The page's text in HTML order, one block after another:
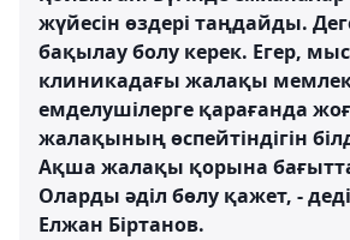
жүйесін өздері таңдайды.
бақылау болу керек. Егер,
клиникадағы жалақы
емделушілерге қарағанда
жалақының өспейтіндігін
Ақша жалақы қорына
Оларды әділ бөлу қажет, -
Елжан Біртанов.